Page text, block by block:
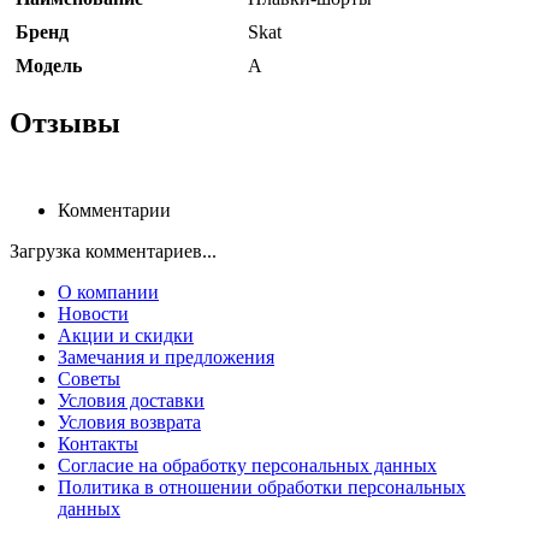
Бренд
Skat
Модель
А
Отзывы
Комментарии
Загрузка комментариев...
О компании
Новости
Акции и скидки
Замечания и предложения
Советы
Условия доставки
Условия возврата
Контакты
Согласие на обработку персональных данных
Политика в отношении обработки персональных
данных